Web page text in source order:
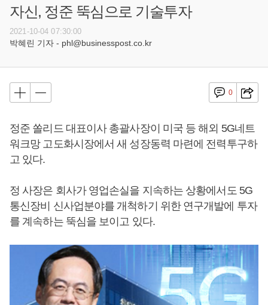
자신, 정준 뚝심으로 기술투자
2021-10-04 07:30:00
박혜린 기자 - phl@businesspost.co.kr
0
정준 쏠리드 대표이사 총괄사장이 미국 등 해외 5G네트
워크망 고도화시장에서 새 성장동력 마련에 전력투구하
고 있다.
정 사장은 회사가 영업손실을 지속하는 상황에서도 5G
통신장비 신사업분야를 개척하기 위한 연구개발에 투자
를 계속하는 뚝심을 보이고 있다.